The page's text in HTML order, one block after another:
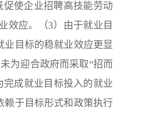
使企业招聘高技能劳动
效应。（3）由于就业目
目标的稳就业效应更显
为迎合政府而采取“招而
完成就业目标投入的就业
赖于目标形式和政策执行